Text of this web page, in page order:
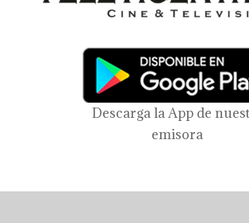
Descarga la App de
emisora